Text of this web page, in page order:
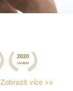
Zobrazit více >>